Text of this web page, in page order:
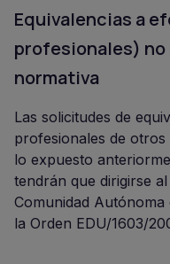
Equivalencias a
profesionales)
normativa
Las solicitudes de
profesionales de
lo expuesto
tendrán que dirigirse
Comunidad
la Orden EDU/1603/